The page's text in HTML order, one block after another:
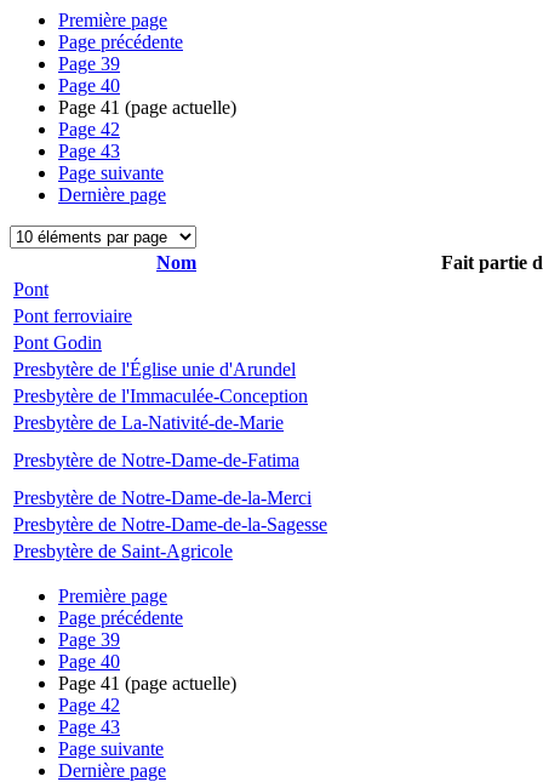
Première page
Page précédente
Page 39
Page 40
Page 41 (page actuelle)
Page 42
Page 43
Page suivante
Dernière page
Nom
Fait partie
Pont
Pont ferroviaire
Pont Godin
Presbytère de l'Église unie d'Arundel
Presbytère de l'Immaculée-Conception
Presbytère de La-Nativité-de-Marie
Presbytère de Notre-Dame-de-Fatima
Presbytère de Notre-Dame-de-la-Merci
Presbytère de Notre-Dame-de-la-Sagesse
Presbytère de Saint-Agricole
Première page
Page précédente
Page 39
Page 40
Page 41 (page actuelle)
Page 42
Page 43
Page suivante
Dernière page